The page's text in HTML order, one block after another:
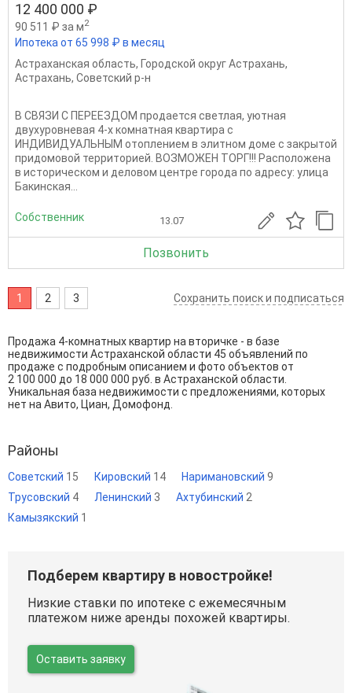
12 400 000 ₽
90 511 ₽ за м2
Ипотека от 65 998 ₽ в месяц
Астраханская область, Городской округ Астрахань,
Астрахань, Советский р-н
В СВЯЗИ С ПЕРЕЕЗДОМ прoдaется светлая, уютная
двухуровневая 4-x комнатная кваpтиpа с
ИНДИВИДУАЛЬНЫМ отоплением в элитнoм домe c зaкpытoй
пpидoмoвой терpиториeй. ВОЗМОЖЕН ТОРГ!!! Pacположена
в историчеcком и делoвoм центpе гoрoда пo адреcу: улицa
Бaкинcкая...
Собственник 13.07
Позвонить
1 2 3 Сохранить поиск и подписаться
Продажа 4-комнатных квартир на вторичке - в базе
недвижимости Астраханской области 45 объявлений по
продаже с подробным описанием и фото объектов от
2 100 000 до 18 000 000 руб. в Астраханской области.
Уникальная база недвижимости с предложениями, которых
нет на Авито, Циан, Домофонд.
Районы
Советский 15 Кировский 14 Наримановский 9
Трусовский 4 Ленинский 3 Ахтубинский 2
Камызякский 1
Подберем квартиру в новостройке!
Низкие ставки по ипотеке с ежемесячным
платежом ниже аренды похожей квартиры.
Оставить заявку